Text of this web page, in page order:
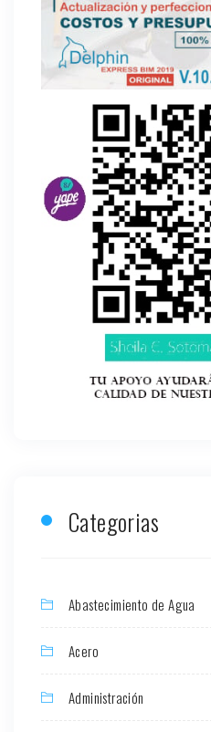
Categorias
Abastecimiento de Agua
Acero
Administración